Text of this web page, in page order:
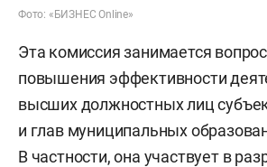
Фото: «БИЗНЕС Online»
Эта комиссия занимается
повышения эффективности
высших должностных лиц
и глав муниципальных
В частности, она участвует в